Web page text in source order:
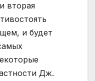
вторая
и будет
Дж.